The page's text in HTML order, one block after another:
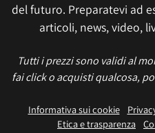
del futuro. Preparatevi ad
articoli, news, video,
Tutti i prezzi sono validi al
fai click o acquisti qualcosa,
Informativa sui cookie
Etica e trasparenza